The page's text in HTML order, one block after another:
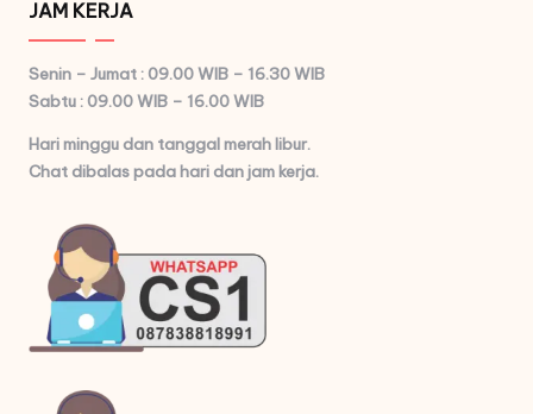
JAM KERJA
Senin – Jumat : 09.00 WIB – 16.30 WIB
Sabtu : 09.00 WIB – 16.00 WIB
Hari minggu dan tanggal merah libur.
Chat dibalas pada hari dan jam kerja.